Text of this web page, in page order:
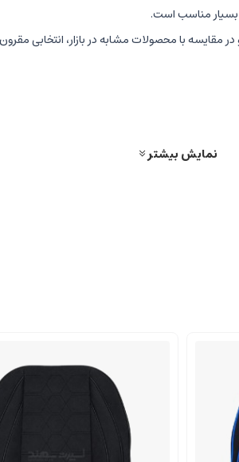
مناسب است.
در مقایسه با محصولات مشابه در بازار، انتخابی
نمایش بیشتر